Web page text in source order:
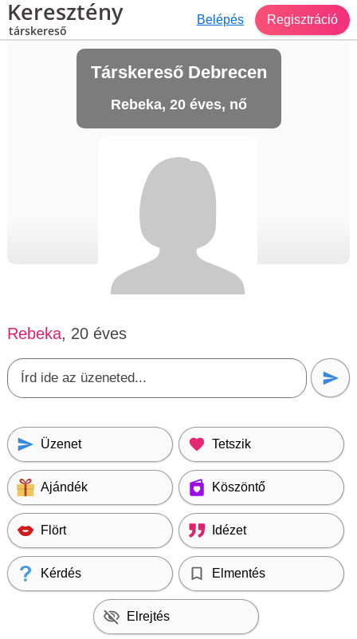
Keresztény
társkereső
Belépés Regisztráció
Társkereső Debrecen
Rebeka, 20 éves, nő
Rebeka, 20 éves
Üzenet Tetszik
Ajándék Köszöntő
Flört Idézet
Kérdés Elmentés
Elrejtés